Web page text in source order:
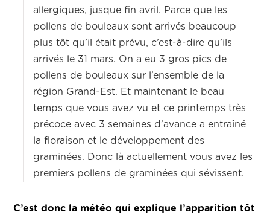
allergiques, jusque fin avril. Parce que les
pollens de bouleaux sont arrivés beaucoup
plus tôt qu’il était prévu, c’est-à-dire qu’ils
arrivés le 31 mars. On a eu 3 gros pics de
pollens de bouleaux sur l’ensemble de la
région Grand-Est. Et maintenant le beau
temps que vous avez vu et ce printemps très
précoce avec 3 semaines d’avance a entraîné
la floraison et le développement des
graminées. Donc là actuellement vous avez les
premiers pollens de graminées qui sévissent.
C’est donc la météo qui explique l’apparition tôt